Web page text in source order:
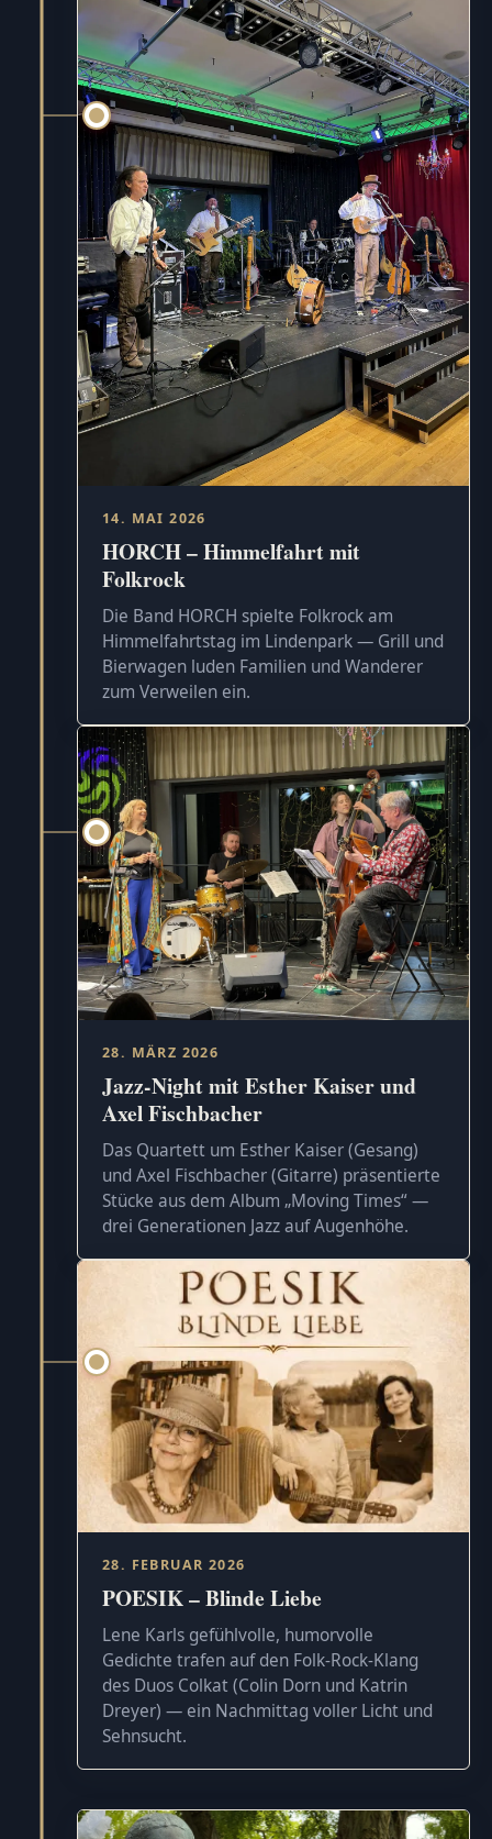
14. MAI 2026
HORCH – Himmelfahrt mit
Folkrock
Die Band HORCH spielte Folkrock am
Himmelfahrtstag im Lindenpark — Grill und
Bierwagen luden Familien und Wanderer
zum Verweilen ein.
28. MÄRZ 2026
Jazz-Night mit Esther Kaiser und
Axel Fischbacher
Das Quartett um Esther Kaiser (Gesang)
und Axel Fischbacher (Gitarre) präsentierte
Stücke aus dem Album „Moving Times“ —
drei Generationen Jazz auf Augenhöhe.
28. FEBRUAR 2026
POESIK – Blinde Liebe
Lene Karls gefühlvolle, humorvolle
Gedichte trafen auf den Folk-Rock-Klang
des Duos Colkat (Colin Dorn und Katrin
Dreyer) — ein Nachmittag voller Licht und
Sehnsucht.